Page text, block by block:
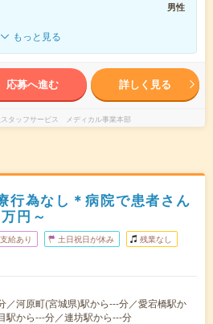
男性
もっと見る
応募へ進む 詳しく見る
タッフサービス メディカル事業本部
行為なし＊病院で患者さん
円～
給あり 土日祝日が休み 残業なし
／河原町(宮城県)駅から---分／愛宕橋駅か
駅から---分／連坊駅から---分